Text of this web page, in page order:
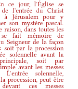
jour, l'Église se
de l'entrée du Christ
à Jérusalem pour y
son mystère pascal.
raison, dans toutes les
se fait mémoire de
Seigneur de la façon
soit par la procession
solennelle avant la
soit par
avant les messes
L'entrée solennelle,
procession, peut être
ces messes